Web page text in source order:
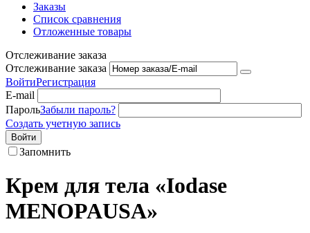
Заказы
Список сравнения
Отложенные товары
Отслеживание заказа
Отслеживание заказа
ВойтиРегистрация
E-mail
ПарольЗабыли пароль?
Создать учетную запись
Войти
Запомнить
Крем для тела «Iodase
MENOPAUSA»